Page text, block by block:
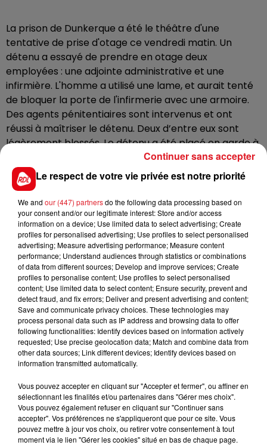
La prison de Dunkerque a été le théâtre d'une
tentative de prise d'otage ce vendredi matin. Un
détenu a essayé de prendre en otage deux
employées : une adjointe administrative et une
infirmière. L'homme a utilisé une lame, et aurait tenté
de bloquer la porte de l'infirmerie avec une armoire.
Des agents pénitentiaires sont intervenus et ont
réussi à maîtriser le détenu. Deux d’entre eux sont
légèrement blessés. Le détenu a été placé en garde à
vue. Les deux femmes devraient porter plainte. La
CGT Pénitentiaire de Dunkerque fait savoir qu’elle
réclame un renforcement du personnel.
FIL D'ACTUS
15 juillet 2026
BÉTHUNE: ENQUÊTE POUR HOMICIDE
VOLONTAIRE EN COURS, APRÈS LA...
Selon les premiers éléments, le logement servait
à des prostituées
Le respect de votre vie privée est notre priorité
We and our (447) partnersdo the following data processing based on
your consent and/or our legitimate interest: Store and/or access
information on a device; Use limited data to select advertising; Create
profiles for personalised advertising; Use profiles to select personalised
advertising; Measure advertising performance; Measure content
performance; Understand audiences through statistics or combinations
of data from different sources; Develop and improve services; Create
profiles to personalise content; Use profiles to select personalised
content; Use limited data to select content; Ensure security, prevent and
detect fraud, and fix errors; Deliver and present advertising and content;
Save and communicate privacy choices. These technologies may
process personal data such as IP address and browsing data to offer
following functionalities: Identify devices based on information actively
requested; Use precise geolocation data; Match and combine data from
other data sources; Link different devices; Identify devices based on
information transmitted automatically.
Vous pouvez accepter en cliquant sur "Accepter et fermer", ou affiner en
sélectionnant les finalités et/ou partenaires dans "Gérer mes choix".
Vous pouvez également refuser en cliquant sur "Continuer sans
accepter". Vos préférences ne s'appliqueront que pour ce site. Vous
pouvez mettre à jour vos choix, ou retirer votre consentement à tout
moment via le lien "Gérer les cookies" situé en bas de chaque page.
Continuer sans accepter